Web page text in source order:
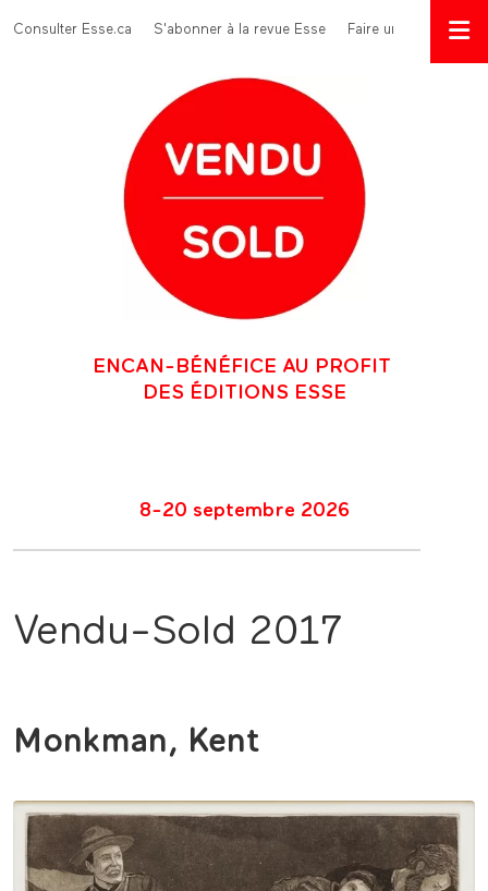
Menu Top
Consulter Esse.ca S'abonner à la revue Esse Faire un don
ENCAN-BÉNÉFICE AU PROFIT
DES ÉDITIONS ESSE
8-20 septembre 2026
Vendu-Sold 2017
Monkman, Kent